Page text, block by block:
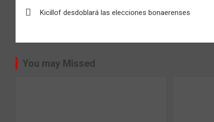
entradas
Kicillof desdoblará las elecciones bonaerenses
You may Missed